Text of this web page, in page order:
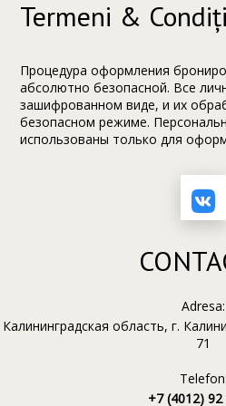
Termeni &
Процедура оформления
абсолютно безопасной. Все
зашифрованном виде, и их
безопасном режиме.
использованы только для
Adresa:
Калининградская область, г.
71
Telefon:
+7 (4012)